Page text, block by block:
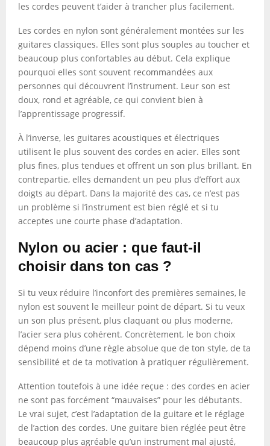
les cordes peuvent t’aider à trancher plus facilement.
Les cordes en nylon sont généralement montées sur les
guitares classiques. Elles sont plus souples au toucher et
beaucoup plus confortables au début. Cela explique
pourquoi elles sont souvent recommandées aux
personnes qui découvrent l’instrument. Leur son est
doux, rond et agréable, ce qui convient bien à
l’apprentissage progressif.
À l’inverse, les guitares acoustiques et électriques
utilisent le plus souvent des cordes en acier. Elles sont
plus fines, plus tendues et offrent un son plus brillant. En
contrepartie, elles demandent un peu plus d’effort aux
doigts au départ. Dans la majorité des cas, ce n’est pas
un problème si l’instrument est bien réglé et si tu
acceptes une courte phase d’adaptation.
Nylon ou acier : que faut-il
choisir dans ton cas ?
Si tu veux réduire l’inconfort des premières semaines, le
nylon est souvent le meilleur point de départ. Si tu veux
un son plus présent, plus claquant ou plus moderne,
l’acier sera plus cohérent. Concrètement, le bon choix
dépend moins d’une règle absolue que de ton style, de ta
sensibilité et de ta motivation à pratiquer régulièrement.
Attention toutefois à une idée reçue : des cordes en acier
ne sont pas forcément “mauvaises” pour les débutants.
Le vrai sujet, c’est l’adaptation de la guitare et le réglage
de l’action des cordes. Une guitare bien réglée peut être
beaucoup plus agréable qu’un instrument mal ajusté,